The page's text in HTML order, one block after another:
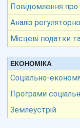
Повідомлення
Аналіз
Місцеві податки
ЕКОНОМІКА
Соціально-
Програми
Землеустрій